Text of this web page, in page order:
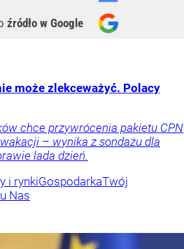
źródło w Google
może zlekceważyć. Polacy
chce przywrócenia pakietu CPN
– wynika z sondażu dla
lada dzień.
i rynkiGospodarkaTwój
Nas